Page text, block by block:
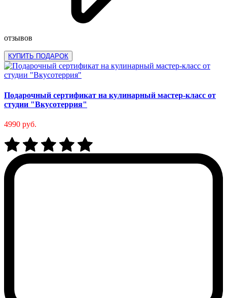
отзывов
КУПИТЬ ПОДАРОК
Подарочный сертификат на кулинарный мастер-класс от
студии "Вкусотеррия"
4990 руб.